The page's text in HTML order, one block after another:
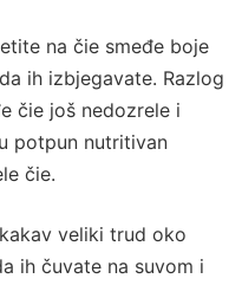
na čie smeđe boje
ih izbjegavate. Razlog
čie još nedozrele i
potpun nutritivan
čie.
veliki trud oko
ih čuvate na suvom i